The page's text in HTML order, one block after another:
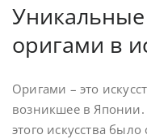
оригами в
Оригами – это
возникшее в Японии.
этого искусства